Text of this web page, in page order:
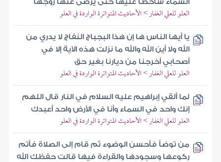
السماء ساخطا عليها حتى يرضى عنها زوجها
العلو للعلي الغفار > الأحاديث المتواترة الواردة في العلو
يا أيها الناس ها إن هذا البجباج النفاج لا يدري من
الله ولا أين الله والله ما نزلت هذه الآية إلا في
أصحابي أخرجنا من ديارنا بغير حق
العلو للعلي الغفار > الأحاديث المتواترة الواردة في العلو
لما ألقي إبراهيم عليه السلام في النار قال اللهم
إنك واحد في السماء وأنا في الأرض واحد أعبدك
العلو للعلي الغفار > الأحاديث المتواترة الواردة في العلو
من توضأ فأحسن الوضوء ثم قام إلى الصلاة فأتم
ركوعها وسجودها والقراءة فيها قالت حفظك الله